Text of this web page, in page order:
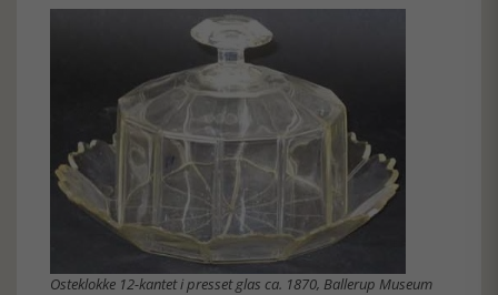
Osteklokke 12-kantet i presset glas ca. 1870, Ballerup Museum